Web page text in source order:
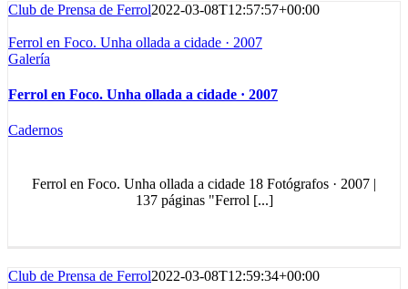
Club de Prensa de Ferrol2022-03-08T12:57:57+00:00
Ferrol en Foco. Unha ollada a cidade · 2007
Galería
Ferrol en Foco. Unha ollada a cidade · 2007
Cadernos
Ferrol en Foco. Unha ollada a cidade 18 Fotógrafos · 2007 |
137 páginas "Ferrol [...]
Club de Prensa de Ferrol2022-03-08T12:59:34+00:00